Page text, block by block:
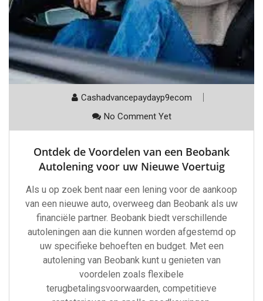
Cashadvancepaydayp9ecom
No Comment Yet
Ontdek de Voordelen van een Beobank
Autolening voor uw Nieuwe Voertuig
Als u op zoek bent naar een lening voor de aankoop
van een nieuwe auto, overweeg dan Beobank als uw
financiële partner. Beobank biedt verschillende
autoleningen aan die kunnen worden afgestemd op
uw specifieke behoeften en budget. Met een
autolening van Beobank kunt u genieten van
voordelen zoals flexibele
terugbetalingsvoorwaarden, competitieve